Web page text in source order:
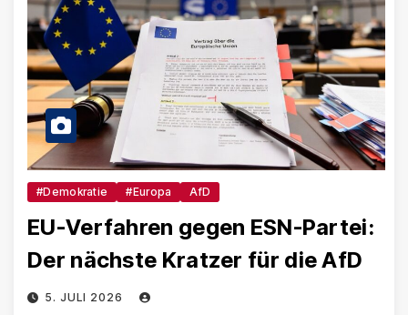
#Demokratie #Europa AfD
EU-Verfahren gegen ESN-Partei:
Der nächste Kratzer für die AfD
5. JULI 2026